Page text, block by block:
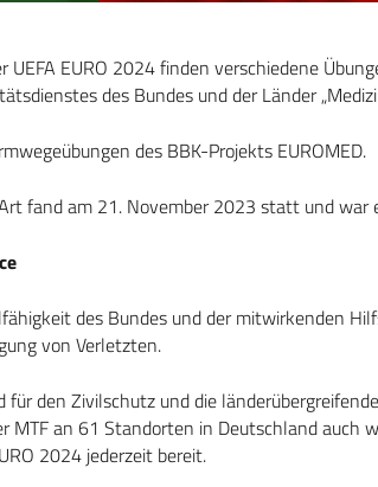
UEFA EURO 2024 finden verschiedene
des Bundes und der Länder
des BBK-Projekts EUROMED.
fand am 21. November 2023 statt und war
des Bundes und der mitwirkenden
von Verletzten.
für den Zivilschutz und die
MTF an 61 Standorten in Deutschland auch
2024 jederzeit bereit.